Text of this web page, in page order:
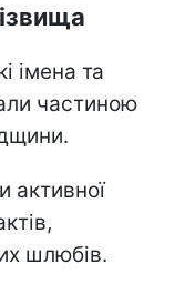
імена та
частиною
активної
шлюбів.